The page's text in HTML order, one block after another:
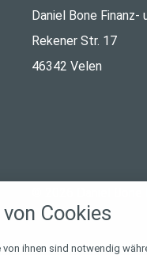
Daniel Bone Finanz-
Rekener Str. 17
46342 Velen
© 2026 Daniel
Cookies
ihnen sind notwendig
akzeptieren oder zu